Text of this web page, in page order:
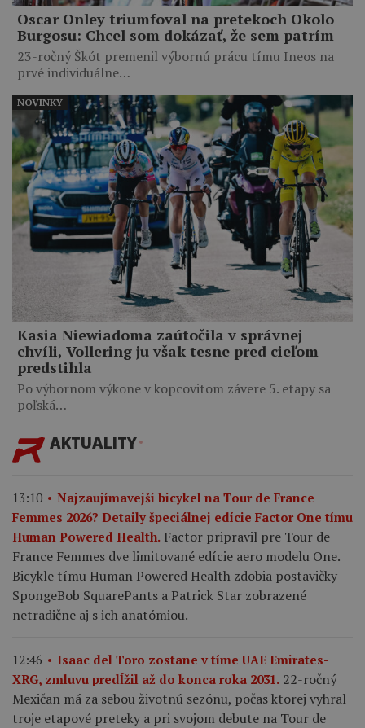
Oscar Onley triumfoval na pretekoch Okolo
Burgosu: Chcel som dokázať, že sem patrím
23-ročný Škót premenil výbornú prácu tímu Ineos na
prvé individuálne…
Kasia Niewiadoma zaútočila v správnej
chvíli, Vollering ju však tesne pred cieľom
predstihla
Po výbornom výkone v kopcovitom závere 5. etapy sa
poľská…
NOVINKY
AKTUALITY
13:10
Najzaujímavejší bicykel na Tour de France
Femmes 2026? Detaily špeciálnej edície Factor One tímu
Human Powered Health. Factor pripravil pre Tour de
France Femmes dve limitované edície aero modelu One.
Bicykle tímu Human Powered Health zdobia postavičky
SpongeBob SquarePants a Patrick Star zobrazené
netradične aj s ich anatómiou.
12:46
Isaac del Toro zostane v tíme UAE Emirates-
XRG, zmluvu predĺžil až do konca roka 2031. 22-ročný
Mexičan má za sebou životnú sezónu, počas ktorej vyhral
troje etapové preteky a pri svojom debute na Tour de